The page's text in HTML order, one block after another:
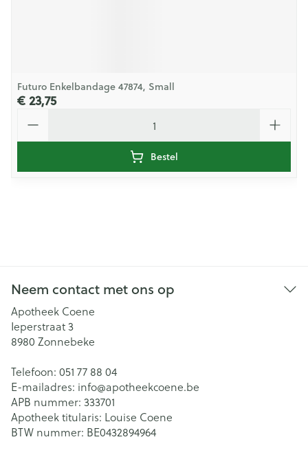
Futuro Enkelbandage 47874, Small
€ 23,75
Bestel
Neem contact met ons op
Apotheek Coene
Ieperstraat 3
8980 Zonnebeke
Telefoon: 051 77 88 04
E-mailadres: info@apotheekcoene.be
APB nummer: 333701
Apotheek titularis: Louise Coene
BTW nummer: BE0432894964